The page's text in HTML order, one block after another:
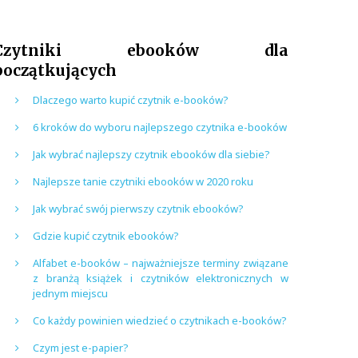
ebooków dla
Dlaczego warto kupić czytnik e-booków?
6 kroków do wyboru najlepszego czytnika e-booków
Jak wybrać najlepszy czytnik ebooków dla siebie?
Najlepsze tanie czytniki ebooków w 2020 roku
Jak wybrać swój pierwszy czytnik ebooków?
Gdzie kupić czytnik ebooków?
Alfabet e-booków – najważniejsze terminy związane
z branżą książek i czytników elektronicznych w
jednym miejscu
Co każdy powinien wiedzieć o czytnikach e-booków?
Czym jest e-papier?